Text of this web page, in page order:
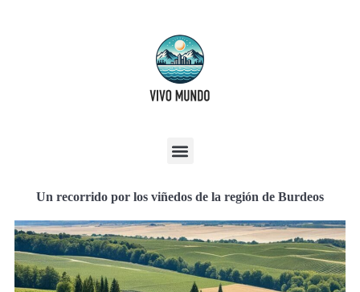
Un recorrido por los viñedos de la región de Burdeos